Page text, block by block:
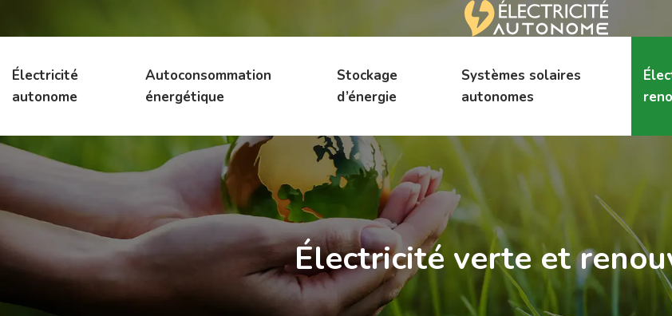
Électricité
autonome
Autoconsommation
énergétique
Stockage
d’énergie
Systèmes solaires
autonomes
Électricité verte et